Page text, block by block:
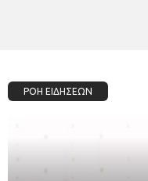
ΡΟΗ ΕΙΔΗΣΕΩΝ